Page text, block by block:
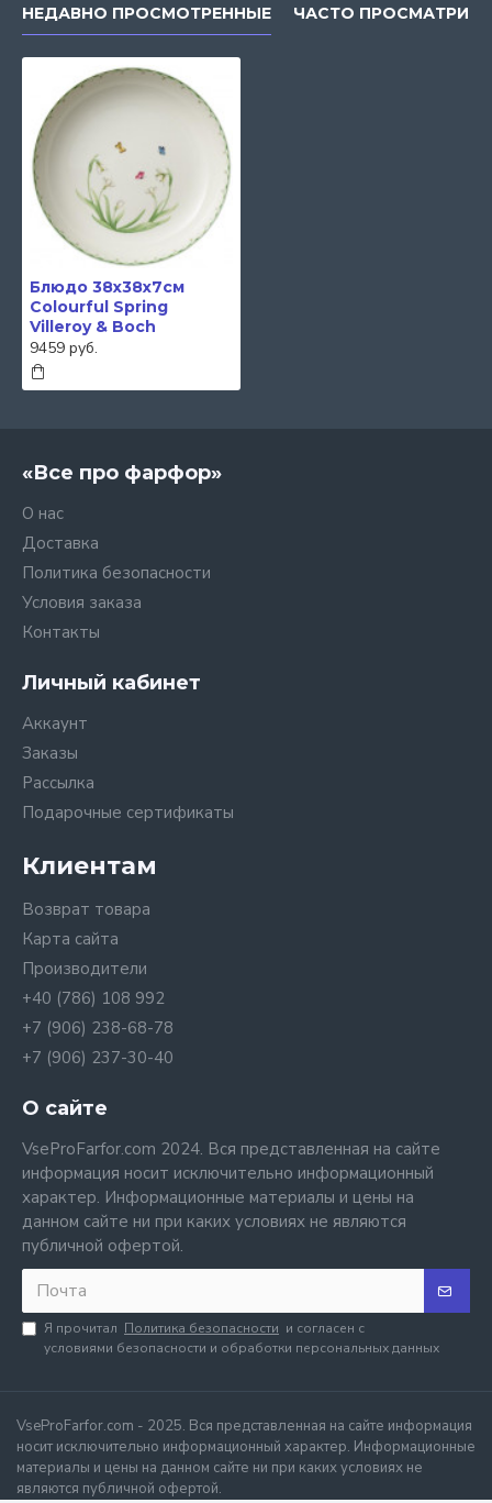
НЕДАВНО ПРОСМОТРЕННЫЕ ЧАСТО
Блюдо 38х38х7см
Colourful Spring
Villeroy & Boch
9459 руб.
«Все про фарфор»
О нас
Доставка
Политика безопасности
Условия заказа
Контакты
Личный кабинет
Аккаунт
Заказы
Рассылка
Подарочные сертификаты
Клиентам
Возврат товара
Карта сайта
Производители
+40 (786) 108 992
+7 (906) 238-68-78
+7 (906) 237-30-40
О сайте
VseProFarfor.com 2024. Вся представленная на сайте
информация носит исключительно информационный
характер. Информационные материалы и цены на
данном сайте ни при каких условиях не являются
публичной офертой.
Я прочитал Политика безопасности и согласен с
условиями безопасности и обработки персональных данных
VseProFarfor.com - 2025. Вся представленная на сайте информация
носит исключительно информационный характер. Информационные
материалы и цены на данном сайте ни при каких условиях не
являются публичной офертой.